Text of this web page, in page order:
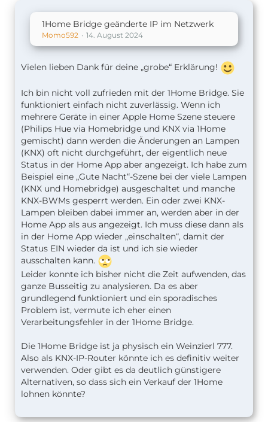
1Home Bridge geänderte IP im Netzwerk
Momo592 14. August 2024
Vielen lieben Dank für deine „grobe“ Erklärung!
Ich bin nicht voll zufrieden mit der 1Home Bridge. Sie
funktioniert einfach nicht zuverlässig. Wenn ich
mehrere Geräte in einer Apple Home Szene steuere
(Philips Hue via Homebridge und KNX via 1Home
gemischt) dann werden die Änderungen an Lampen
(KNX) oft nicht durchgeführt, der eigentlich neue
Status in der Home App aber angezeigt. Ich habe zum
Beispiel eine „Gute Nacht“-Szene bei der viele Lampen
(KNX und Homebridge) ausgeschaltet und manche
KNX-BWMs gesperrt werden. Ein oder zwei KNX-
Lampen bleiben dabei immer an, werden aber in der
Home App als aus angezeigt. Ich muss diese dann als
in der Home App wieder „einschalten“, damit der
Status EIN wieder da ist und ich sie wieder
ausschalten kann.
Leider konnte ich bisher nicht die Zeit aufwenden, das
ganze Busseitig zu analysieren. Da es aber
grundlegend funktioniert und ein sporadisches
Problem ist, vermute ich eher einen
Verarbeitungsfehler in der 1Home Bridge.
Die 1Home Bridge ist ja physisch ein Weinzierl 777.
Also als KNX-IP-Router könnte ich es definitiv weiter
verwenden. Oder gibt es da deutlich günstigere
Alternativen, so dass sich ein Verkauf der 1Home
lohnen könnte?